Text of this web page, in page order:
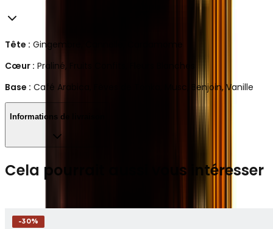
Tête : Gingembre, Cannelle, Cardamome
Cœur : Praliné, Fruits Confits, Fleurs Blanches
Base : Café Arabica, Fèves de Tonka, Musc, Benjoin, Vanille
Informations de livraison
Cela pourrait aussi vous intéresser
-30%